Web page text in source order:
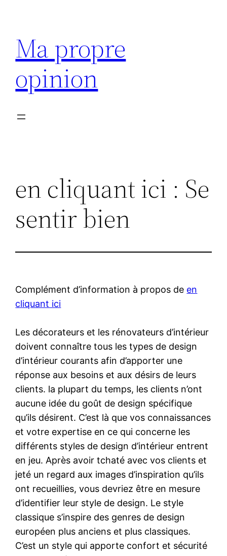
contenu
Ma propre
opinion
en cliquant ici : Se
sentir bien
Complément d’information à propos de en
cliquant ici
Les décorateurs et les rénovateurs d’intérieur
doivent connaître tous les types de design
d’intérieur courants afin d’apporter une
réponse aux besoins et aux désirs de leurs
clients. la plupart du temps, les clients n’ont
aucune idée du goût de design spécifique
qu’ils désirent. C’est là que vos connaissances
et votre expertise en ce qui concerne les
différents styles de design d’intérieur entrent
en jeu. Après avoir tchaté avec vos clients et
jeté un regard aux images d’inspiration qu’ils
ont recueillies, vous devriez être en mesure
d’identifier leur style de design. Le style
classique s’inspire des genres de design
européen plus anciens et plus classiques.
C’est un style qui apporte confort et sécurité